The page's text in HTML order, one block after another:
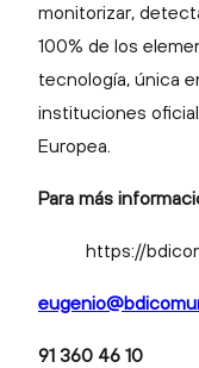
monitorizar,
100% de los
tecnología, única
instituciones
Europea.
Para más
https://
91 360 46 10